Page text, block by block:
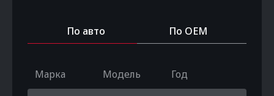
По авто По OEM
Марка Модель Год